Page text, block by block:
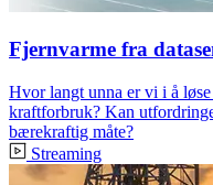
Fjernvarme fra
Hvor langt unna er vi i å
kraftforbruk? Kan
bærekraftig måte?
Streaming